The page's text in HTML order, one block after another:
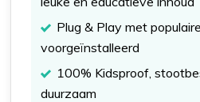
Plug & Play met
voorgeïnstalleerd
100% Kidsproof,
duurzaam